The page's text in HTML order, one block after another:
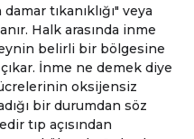
tıkanıklığı" veya
Halk arasında inme
belirli bir bölgesine
çıkar. İnme ne demek diye
oksijensiz
bir durumdan söz
tıp açısından